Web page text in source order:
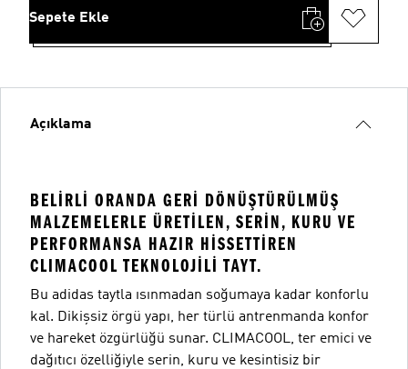
Sepete Ekle
Açıklama
BELIRLI ORANDA GERI DÖNÜŞTÜRÜLMÜŞ
MALZEMELERLE ÜRETILEN, SERIN, KURU VE
PERFORMANSA HAZIR HISSETTIREN
CLIMACOOL TEKNOLOJILI TAYT.
Bu adidas taytla ısınmadan soğumaya kadar konforlu
kal. Dikişsiz örgü yapı, her türlü antrenmanda konfor
ve hareket özgürlüğü sunar. CLIMACOOL, ter emici ve
dağıtıcı özelliğiyle serin, kuru ve kesintisiz bir